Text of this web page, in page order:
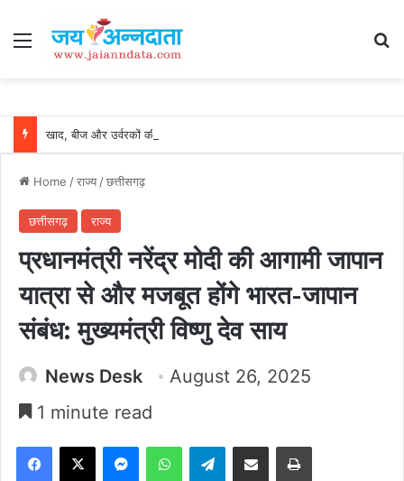
Menu
Home /राज्य/छत्तीसगढ़
छत्तीसगढ़ राज्य
प्रधानमंत्री नरेंद्र मोदी की आगामी जापान
यात्रा से और मजबूत होंगे भारत-जापान
संबंध: मुख्यमंत्री विष्णु देव साय
News Desk
August 26, 2025
1 minute read
Facebook
X MessengerWhatsAppTelegramShare via Email Print